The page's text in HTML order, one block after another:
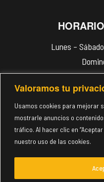
Valoramos tu
Usamos cookies para mejorar
mostrarle anuncios o
tráfico. Al hacer clic en
nuestro uso de las cookies.
Lunes –
Uso Política